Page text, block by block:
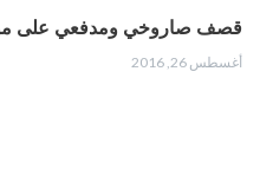
قصف صاروخي ومدفعي على
أغسطس 26, 2016